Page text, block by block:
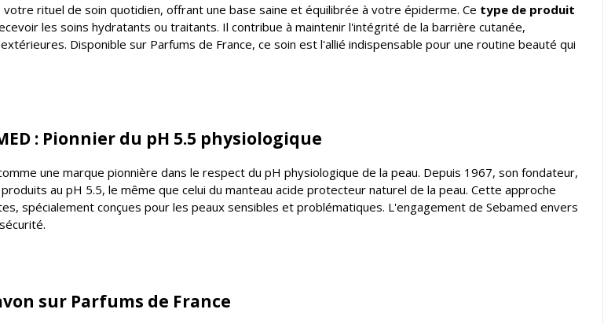
rituel de soin quotidien, offrant une base saine et équilibrée à votre épiderme. Ce type de produit
les soins hydratants ou traitants. Il contribue à maintenir l'intégrité de la barrière cutanée,
Disponible sur Parfums de France, ce soin est l'allié indispensable pour une routine beauté qui
: Pionnier du pH 5.5 physiologique
une marque pionnière dans le respect du pH physiologique de la peau. Depuis 1967, son fondateur,
au pH 5.5, le même que celui du manteau acide protecteur naturel de la peau. Cette approche
spécialement conçues pour les peaux sensibles et problématiques. L'engagement de Sebamed envers
sur Parfums de France